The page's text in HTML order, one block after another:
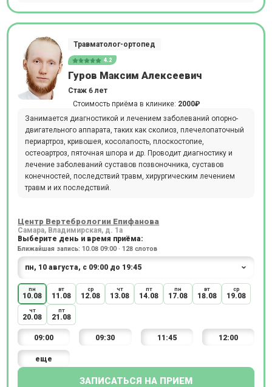
Травматолог-ортопед
4.2
Гуров Максим Алексеевич
Стаж 6 лет
Стоимость приёма в клинике: 2000₽
Занимается диагностикой и лечением заболеваний опорно-
двигательного аппарата, таких как сколиоз, плечелопаточный
периартроз, кривошея, косолапость, плоскостопие,
остеоартроз, пяточная шпора и др. Проводит диагностику и
лечение заболеваний суставов позвоночника, суставов
конечностей, последствий травм, хирургическим лечением
травм и их последствий.
Центр Вертебрологии Епифанова
Самара, Владимирская, д. 1а
Выберите день и время приёма:
Ближайшая запись: 10.08 09:00 · 128 слотов
пн
10.08
вт
11.08
ср
12.08
чт
13.08
пт
14.08
пн
17.08
вт
18.08
ср
19.08
чт
20.08
пт
21.08
09:00 09:30 11:45 12:00
еще
ЗАПИСАТЬСЯ НА ПРИЕМ